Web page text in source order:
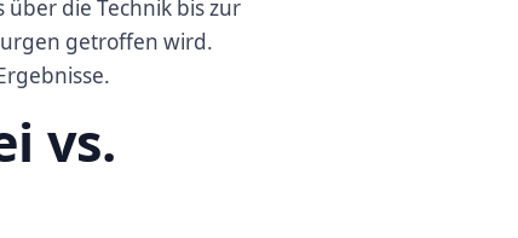
die Technik bis zur
getroffen wird.
vs.